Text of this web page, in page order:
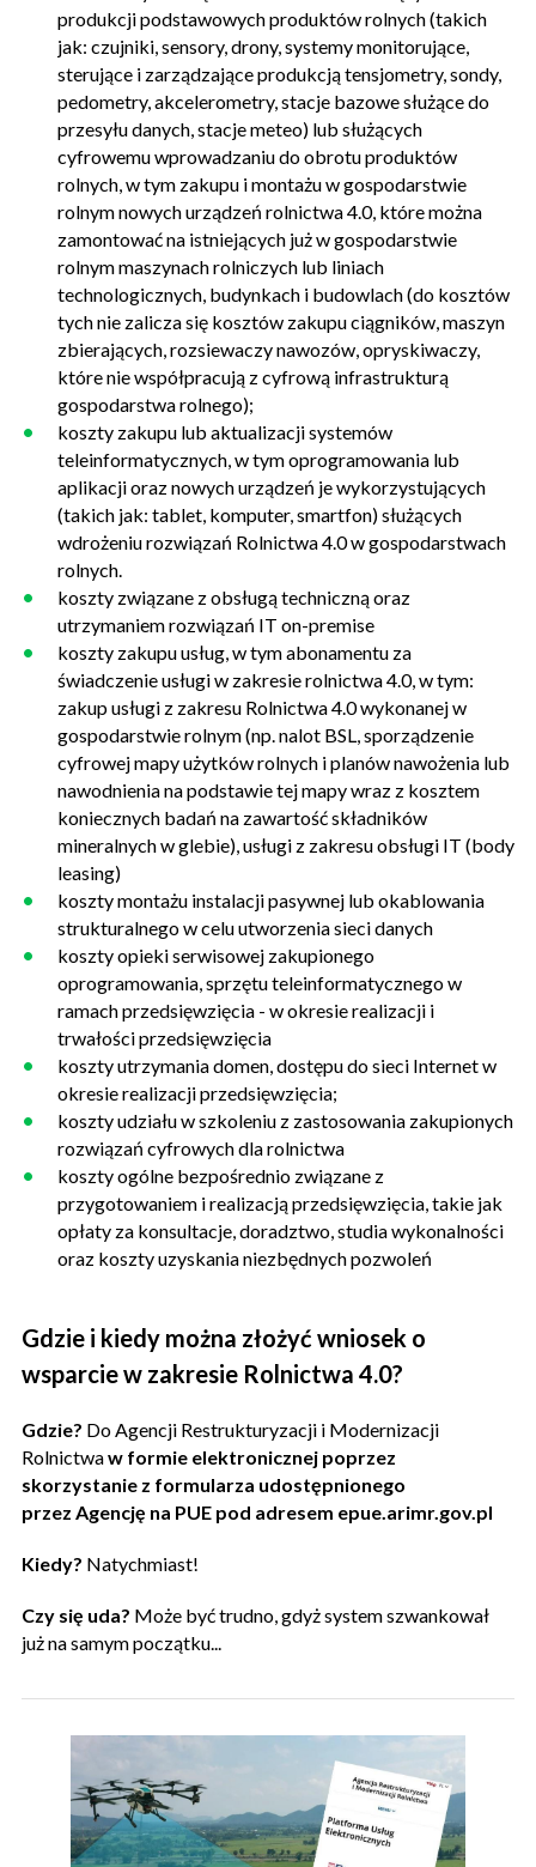
produkcji podstawowych produktów rolnych (takich
jak: czujniki, sensory, drony, systemy monitorujące,
sterujące i zarządzające produkcją tensjometry, sondy,
pedometry, akcelerometry, stacje bazowe służące do
przesyłu danych, stacje meteo) lub służących
cyfrowemu wprowadzaniu do obrotu produktów
rolnych, w tym zakupu i montażu w gospodarstwie
rolnym nowych urządzeń rolnictwa 4.0, które można
zamontować na istniejących już w gospodarstwie
rolnym maszynach rolniczych lub liniach
technologicznych, budynkach i budowlach (do kosztów
tych nie zalicza się kosztów zakupu ciągników, maszyn
zbierających, rozsiewaczy nawozów, opryskiwaczy,
które nie współpracują z cyfrową infrastrukturą
gospodarstwa rolnego);
koszty zakupu lub aktualizacji systemów
teleinformatycznych, w tym oprogramowania lub
aplikacji oraz nowych urządzeń je wykorzystujących
(takich jak: tablet, komputer, smartfon) służących
wdrożeniu rozwiązań Rolnictwa 4.0 w gospodarstwach
rolnych.
koszty związane z obsługą techniczną oraz
utrzymaniem rozwiązań IT on-premise
koszty zakupu usług, w tym abonamentu za
świadczenie usługi w zakresie rolnictwa 4.0, w tym:
zakup usługi z zakresu Rolnictwa 4.0 wykonanej w
gospodarstwie rolnym (np. nalot BSL, sporządzenie
cyfrowej mapy użytków rolnych i planów nawożenia lub
nawodnienia na podstawie tej mapy wraz z kosztem
koniecznych badań na zawartość składników
mineralnych w glebie), usługi z zakresu obsługi IT (body
leasing)
koszty montażu instalacji pasywnej lub okablowania
strukturalnego w celu utworzenia sieci danych
koszty opieki serwisowej zakupionego
oprogramowania, sprzętu teleinformatycznego w
ramach przedsięwzięcia - w okresie realizacji i
trwałości przedsięwzięcia
koszty utrzymania domen, dostępu do sieci Internet w
okresie realizacji przedsięwzięcia;
koszty udziału w szkoleniu z zastosowania zakupionych
rozwiązań cyfrowych dla rolnictwa
koszty ogólne bezpośrednio związane z
przygotowaniem i realizacją przedsięwzięcia, takie jak
opłaty za konsultacje, doradztwo, studia wykonalności
oraz koszty uzyskania niezbędnych pozwoleń
Gdzie i kiedy można złożyć wniosek o
wsparcie w zakresie Rolnictwa 4.0?
Gdzie? Do Agencji Restrukturyzacji i Modernizacji
Rolnictwaw formie elektronicznej poprzez
skorzystanie z formularza udostępnionego
przez Agencję na PUE pod adresem epue.arimr.gov.pl
Kiedy? Natychmiast!
Czy się uda? Może być trudno, gdyż system szwankował
już na samym początku...